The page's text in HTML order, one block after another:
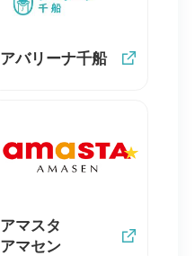
アバリーナ千船
アマスタ
アマセン